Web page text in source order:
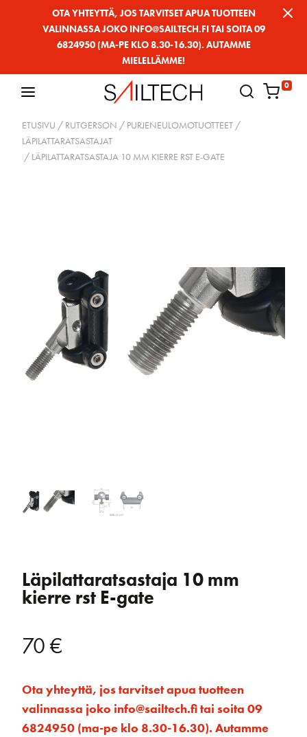
OTA YHTEYTTÄ, JOS TARVITSET APUA TUOTTEEN
VALINNASSA JOKO INFO@SAILTECH.FI TAI SOITA 09
6824950 (MA-PE KLO 8.30-16.30). AUTAMME
MIELELLÄMME!
0
ETUSIVU / RUTGERSON / PURJENEULOMOTUOTTEET /
LÄPILATTARATSASTAJAT
/ LÄPILATTARATSASTAJA 10 MM KIERRE RST E-GATE
Läpilattaratsastaja 10 mm
kierre rst E-gate
70€
Ota yhteyttä, jos tarvitset apua tuotteen
valinnassa joko info@sailtech.fi tai soita 09
6824950 (ma-pe klo 8.30-16.30). Autamme